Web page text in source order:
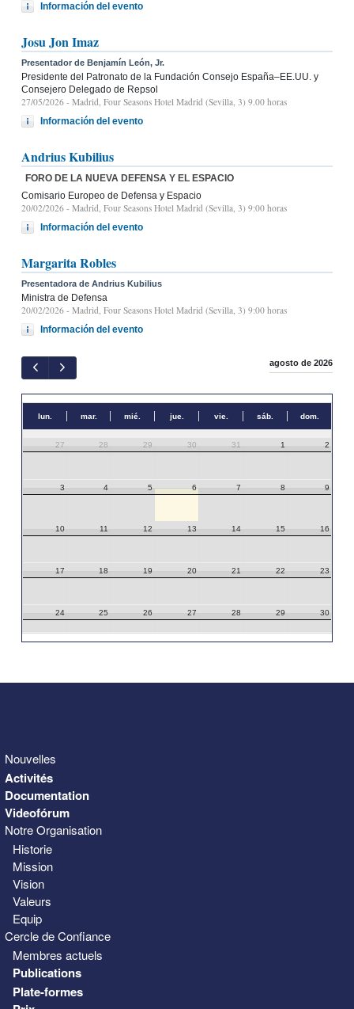
Información del evento
Josu Jon Imaz
Presentador de Benjamín León, Jr.
Presidente del Patronato de la Fundación Consejo España–EE.UU. y
Consejero Delegado de Repsol
27/05/2026 - Madrid, Four Seasons Hotel Madrid (Sevilla, 3) 9.00 horas
Información del evento
Andrius Kubilius
FORO DE LA NUEVA DEFENSA Y EL ESPACIO
Comisario Europeo de Defensa y Espacio
20/02/2026 - Madrid, Four Seasons Hotel Madrid (Sevilla, 3) 9:00 horas
Información del evento
Margarita Robles
Presentadora de Andrius Kubilius
Ministra de Defensa
20/02/2026 - Madrid, Four Seasons Hotel Madrid (Sevilla, 3) 9:00 horas
Información del evento
agosto de 2026
lun. mar. mié. jue. vie. sáb. dom.
27 28 29 30 31 1 2
3 4 5 6 7 8 9
10 11 12 13 14 15 16
17 18 19 20 21 22 23
24 25 26 27 28 29 30
Nouvelles
Activités
Documentation
Videofórum
Notre Organisation
Historie
Mission
Vision
Valeurs
Equip
Cercle de Confiance
Membres actuels
Publications
Plate-formes